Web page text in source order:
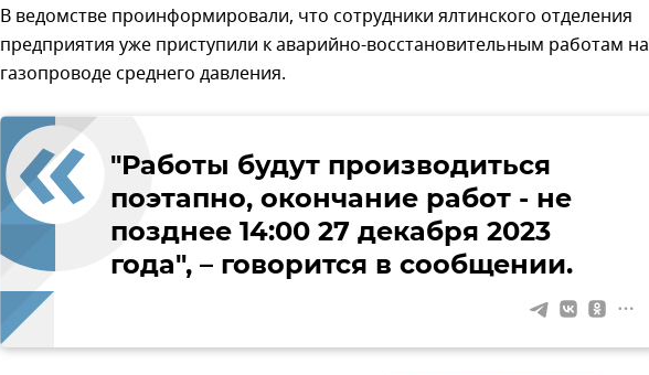
В ведомстве проинформировали, что сотрудники ялтинского отделения
предприятия уже приступили к аварийно-восстановительным работам на
газопроводе среднего давления.
"Работы будут производиться
поэтапно, окончание работ - не
позднее 14:00 27 декабря 2023
года", – говорится в сообщении.